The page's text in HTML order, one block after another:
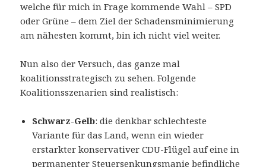
welche für mich in Frage kommende Wahl – SPD
oder Grüne – dem Ziel der Schadensminimierung
am nähesten kommt, bin ich nicht viel weiter.
Nun also der Versuch, das ganze mal
koalitionsstrategisch zu sehen. Folgende
Koalitionsszenarien sind realistisch:
Schwarz-Gelb: die denkbar schlechteste
Variante für das Land, wenn ein wieder
erstarkter konservativer CDU-Flügel auf eine in
permanenter Steuersenkungsmanie befindliche